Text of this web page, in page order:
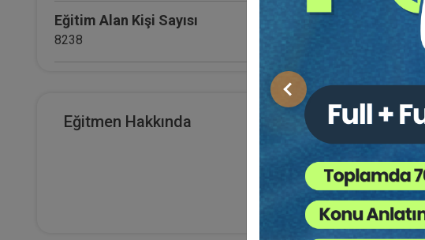
Önceki
Eğitim Alan Kişi Sayısı
8238
- 1 - III. İş
Oturum
360
TL
Eğitmen Hakkında